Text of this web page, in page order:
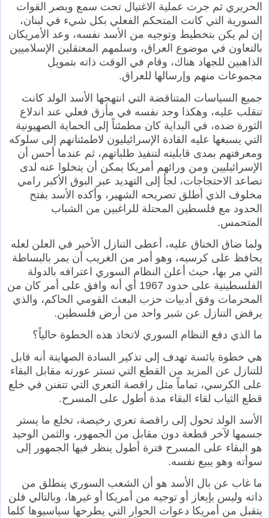
الحريري ثم جرت عملية الاغتيال تحت سمع وبصر القوات
السورية التي كانت المتحكم الفعلي بكل شيء في لبنان،
إن لم يكن بتخطيط وتوجيه من الأسد نفسه، وعد الأمريكان
بالتعاون في موضوع العراق، وسلمهم المعتقلين الإسلاميين
الذاهبين للجهاد هناك، وقام في الوقت ذاته بتمويل
مجموعات منهم وإرسالها للعراق.
جميع السياسات المتناقضة التي انتهجها الأسد الولد كانت
تنقلب عليه، وهكذا وجد نفسه في مأزق فعلي عند اندلاع
الثورة ضده، في البداية كان مطمئناً إلى الحماية الصهيونية
التي يسبغها عليه القادة الإسرائيليون لاطمئنانهم إلى سلوكه
ومعرفتهم بمدى قابليته لتنفيذ طلباتهم، ثم عندما أحس أن
الإسرائيليين ومن ورائهم أمريكا يمكن أن يتخلوا عنه لدى
تصاعد الاحتجاجات، لجأ إلى التهديد عبر البوق الأكبر رامي
مخلوف الذي أطلق تصريحه الشهير، وأكده الأسد بفتح
الحدود مع فلسطين المحتلة للراغبين من الشباب
المتحمس.
ولما ضاق الخناق عليه، أعطى التنازل الأخير في العلن لعله
يحافظ على كرسيه، وهو أمر من الغريب أن يمر بالبساطة
التي مر بها، حيث أعلن النظام السوري اعترافه بالدولة
الفلسطينية على حدود 1967 أي أنه وافق على أمر كان من
المحرمات وفق أدبيات حزب البعث القومي الحاكم، والذي
يرفض التنازل عن شبر واحد من أرض فلسطين.
ما الذي دفع النظام السوري لاتخاذ هذه الخطوة حالياً؟
هي خطوة يائسة تهدف إلى تذكير السادة الصهاينة أنه قابل
للتنازل عن المزيد من القطع التي تستر عورته مقابل البقاء
على الكرسي، تماماً مثل راقصة التعري التي تتفنن في خلع
قطع الثياب لقاء البقاء مدة أطول على المسرح.
الأسد الولد تحول إلى راقصة تعري رخيصة، تخلع ما يستر
جسمها لآخر قطعة دون مقابل من الجمهور، والثمن الوحيد
هو البقاء على المسرح فترة أطول ينظر فيها الجمهور إلى
سوأته وهو يبيع نفسه.
ما غاب عن بال الأسد هو أن الشعب السوري ينطلق من
ذاته وليس بإيعاز أو توجيه من أمريكا أو غيرها، وبالتالي فلن
يتقبل من أمريكا دعوات الحوار التي يطرحها سياسيوها كلما